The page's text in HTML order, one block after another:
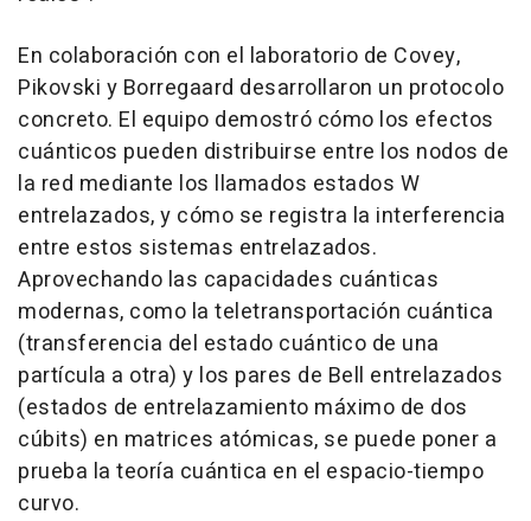
En colaboración con el laboratorio de Covey,
Pikovski y Borregaard desarrollaron un protocolo
concreto. El equipo demostró cómo los efectos
cuánticos pueden distribuirse entre los nodos de
la red mediante los llamados estados W
entrelazados, y cómo se registra la interferencia
entre estos sistemas entrelazados.
Aprovechando las capacidades cuánticas
modernas, como la teletransportación cuántica
(transferencia del estado cuántico de una
partícula a otra) y los pares de Bell entrelazados
(estados de entrelazamiento máximo de dos
cúbits) en matrices atómicas, se puede poner a
prueba la teoría cuántica en el espacio-tiempo
curvo.